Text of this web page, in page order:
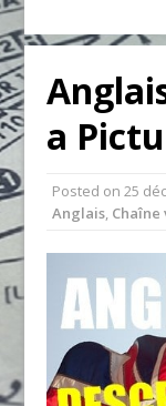
a
Posted on25
Anglais,